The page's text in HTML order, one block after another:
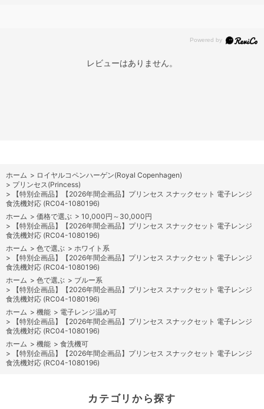
レビューはありません。
ホーム > ロイヤルコペンハーゲン(Royal Copenhagen)
> プリンセス(Princess)
>
【特別企画品】【2026年間企画品】プリンセス スナックセット 電子レンジ
食洗機対応 (RC04-1080196)
ホーム > 価格で選ぶ > 10,000円～30,000円
>
【特別企画品】【2026年間企画品】プリンセス スナックセット 電子レンジ
食洗機対応 (RC04-1080196)
ホーム > 色で選ぶ > ホワイト系
>
【特別企画品】【2026年間企画品】プリンセス スナックセット 電子レンジ
食洗機対応 (RC04-1080196)
ホーム > 色で選ぶ > ブルー系
>
【特別企画品】【2026年間企画品】プリンセス スナックセット 電子レンジ
食洗機対応 (RC04-1080196)
ホーム > 機能 > 電子レンジ温め可
>
【特別企画品】【2026年間企画品】プリンセス スナックセット 電子レンジ
食洗機対応 (RC04-1080196)
ホーム > 機能 > 食洗機可
>
【特別企画品】【2026年間企画品】プリンセス スナックセット 電子レンジ
食洗機対応 (RC04-1080196)
カテゴリから探す